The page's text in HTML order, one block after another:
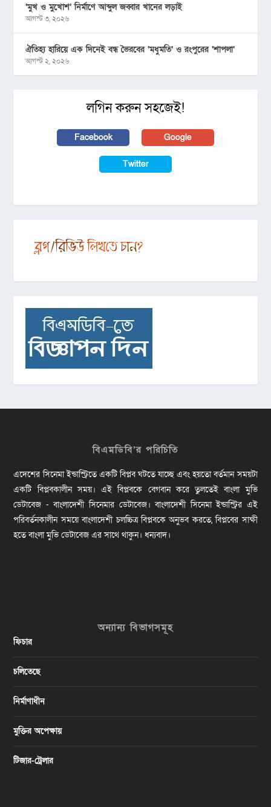
‘মুখ ও মুখোশ’ নির্মাণে আব্দুল জব্বার খানের লড়াই
আগস্ট ৩, ২০২৬
ঐতিহ্য হারিয়ে এক দিনেই বন্ধ ভৈরবের ‘মধুমতি’ ও রংপুরের ‘শাপলা’
আগস্ট ২, ২০২৬
লগিন করুন সহজেই!
Facebook Google
Twitter
বিএমডিবি’র পরিচিতি
এদেশের সিনেমা ইন্ডাস্ট্রিতে একটি বিপ্লব ঘটতে যাচ্ছে এবং হয়তো বর্তমান সময়টা
একটি বিপ্লবকালীন সময়। এই বিপ্লবকে বেগবান করে তুলতেই বাংলা মুভি
ডেটাবেজ - বাংলাদেশী সিনেমার ডেটাবেজ। বাংলাদেশী সিনেমা ইন্ডাস্ট্রির এই
পরিবর্তনকালীন সময়ে বাংলাদেশী চলচ্চিত্র বিপ্লবকে অনুভব করতে, বিপ্লবের সাক্ষী
হতে বাংলা মুভি ডেটাবেজ এর সাথে থাকুন। ধন্যবাদ।
অন্যান্য বিভাগসমূহ
ফিচার
চলিতেছে
নির্মাণাধীন
মুক্তির অপেক্ষায়
টিজার-ট্রেলার